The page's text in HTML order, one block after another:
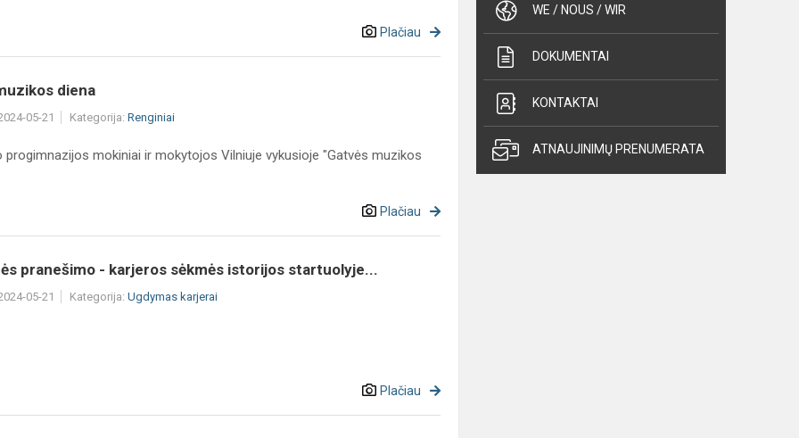
Plačiau
diena
05-21 Kategorija: Renginiai
progimnazijos mokiniai ir mokytojos Vilniuje vykusioje "Gatvės muzikos
Plačiau
pranešimo - karjeros sėkmės istorijos startuolyje...
05-21 Kategorija: Ugdymas karjerai
Plačiau
WE / NOUS / WIR
DOKUMENTAI
KONTAKTAI
ATNAUJINIMŲ PRENUMERATA